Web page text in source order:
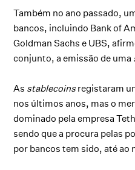
Também no ano passado,
bancos, incluindo Bank of
Goldman Sachs e UBS,
conjunto, a emissão de uma
As stablecoins registaram
nos últimos anos, mas o
dominado pela empresa
sendo que a procura pelas
por bancos tem sido, até